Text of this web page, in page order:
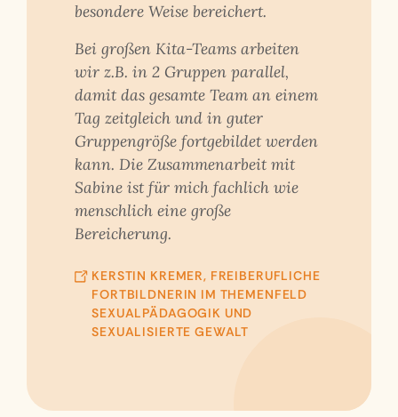
besondere Weise bereichert.
Bei großen Kita-Teams arbeiten
wir z.B. in 2 Gruppen parallel,
damit das gesamte Team an einem
Tag zeitgleich und in guter
Gruppengröße fortgebildet werden
kann. Die Zusammenarbeit mit
Sabine ist für mich fachlich wie
menschlich eine große
Bereicherung.
KERSTIN KREMER, FREIBERUFLICHE
FORTBILDNERIN IM THEMENFELD
SEXUALPÄDAGOGIK UND
SEXUALISIERTE GEWALT